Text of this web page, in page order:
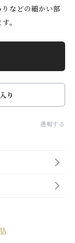
などの細かい部
。
り
通報する